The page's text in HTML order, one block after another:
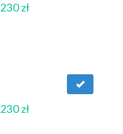
230 zł
230 zł